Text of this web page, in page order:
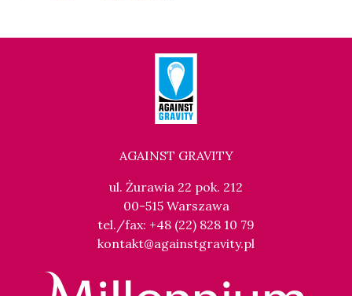
AGAINST GRAVITY
ul. Żurawia 22 pok. 212
00-515 Warszawa
tel./fax: +48 (22) 828 10 79
kontakt@againstgravity.pl